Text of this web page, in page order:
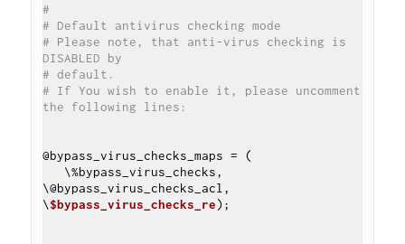
#
# Default antivirus checking mode
# Please note, that anti-virus checking is
DISABLED by
# default.
# If You wish to enable it, please uncomment
the following lines:
@bypass_virus_checks_maps = (
\@bypass_virus_checks_acl,
\$bypass_virus_checks_re);